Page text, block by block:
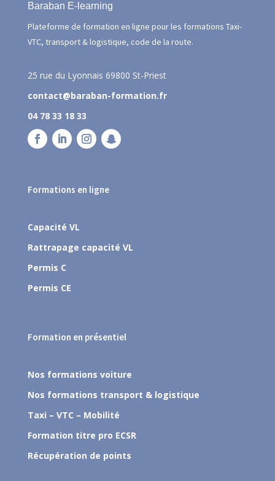
Baraban E-learning
Plateforme de formation en ligne pour les formations Taxi-
VTC, transport & logistique, code de la route.
25 rue du Lyonnais 69800 St-Priest
contact@baraban-formation.fr
04 78 33 18 33
Formations en ligne
Capacité VL
Rattrapage capacité VL
Permis C
Permis CE
Formation en présentiel
Nos formations voiture
Nos formations transport & logistique
Taxi – VTC – Mobilité
Formation titre pro ECSR
Récupération de points